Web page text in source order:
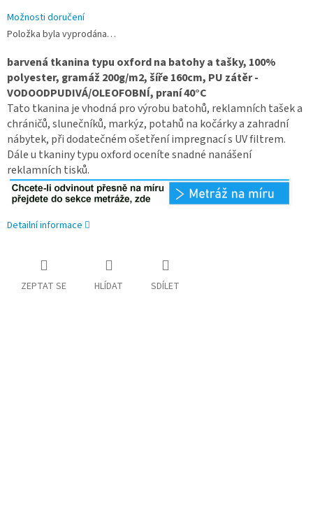
Možnosti doručení
Položka byla vyprodána…
barvená tkanina typu oxford na batohy a tašky, 100%
polyester, gramáž 200g/m2, šíře 160cm, PU zátěr -
VODOODPUDIVÁ/OLEOFOBNÍ, praní 40°C
Tato tkanina je vhodná pro výrobu batohů, reklamních tašek a
chráničů, slunečníků, markýz, potahů na kočárky a zahradní
nábytek, při dodatečném ošetření impregnací s UV filtrem.
Dále u tkaniny typu oxford oceníte snadné nanášení
reklamních tisků.
Detailní informace
ZEPTAT SE HLÍDAT SDÍLET